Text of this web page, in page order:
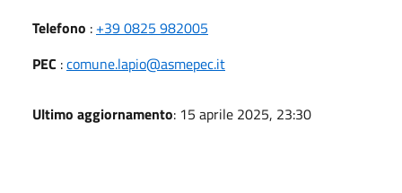
Telefono : +39 0825 982005
PEC :comune.lapio@asmepec.it
Ultimo aggiornamento: 15 aprile 2025, 23:30